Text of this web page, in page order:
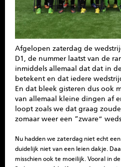
Afgelopen zaterdag de
D1, de nummer laatst van de
inmiddels allemaal dat dat in
betekent en dat iedere
En dat bleek gisteren dus ook
van allemaal kleine dingen af
loopt zoals we dat graag
zomaar weer een “zware”
Nu hadden we zaterdag niet echt
duidelijk niet van een leien dakje.
misschien ook te moeilijk. Vooral in